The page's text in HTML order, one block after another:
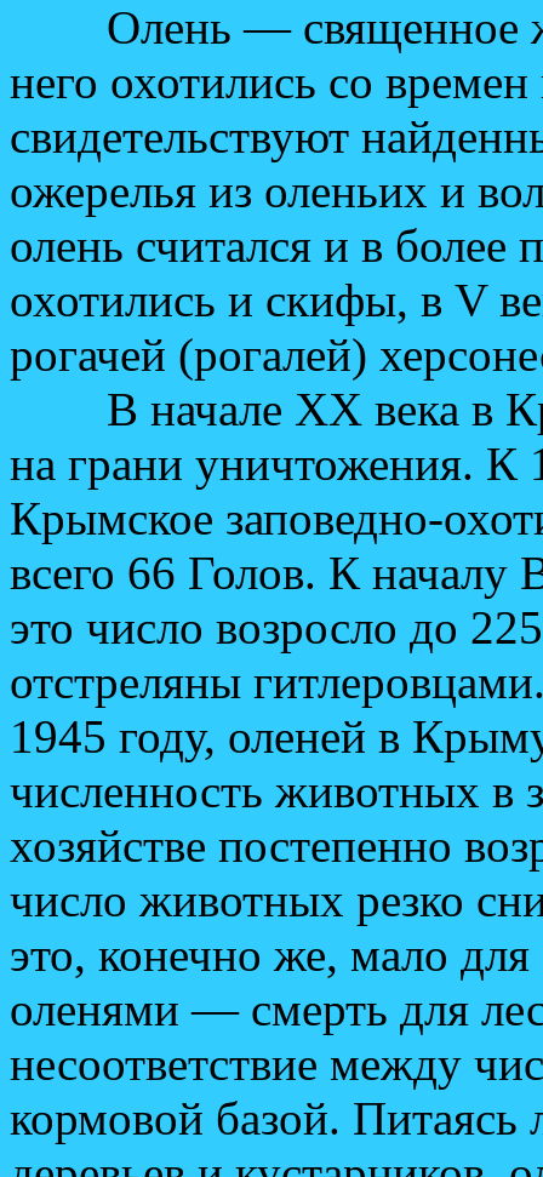
Олень — священное
него охотились со
свидетельствуют
ожерелья из оленьих и
олень считался и в более
охотились и скифы, в V
рогачей (рогалей)
В начале XX века в
на грани уничтожения. К
Крымское заповедно-
всего 66 Голов. К началу
это число возросло до
отстреляны
1945 году, оленей в
численность животных в
хозяйстве постепенно
число животных резко
это, конечно же, мало
оленями — смерть для
несоответствие между
кормовой базой. Питаясь